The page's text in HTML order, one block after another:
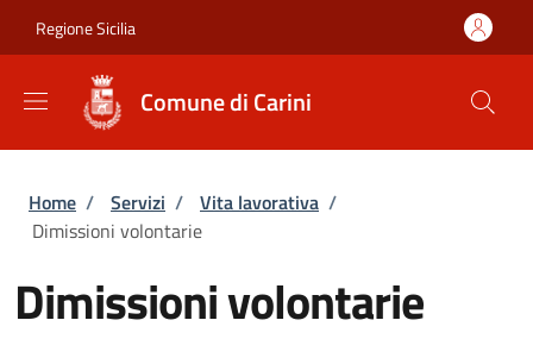
Regione Sicilia
Comune di Carini
Briciole di pane
Home / Servizi / Vita lavorativa /
Dimissioni volontarie
Dimissioni volontarie